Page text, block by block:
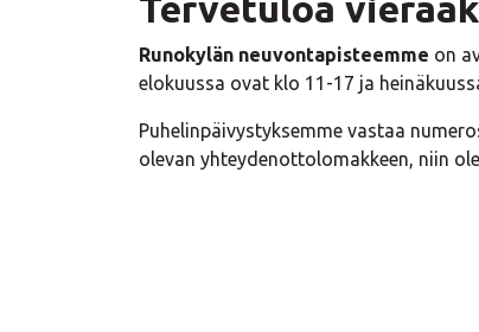
Runokylän neuvontapisteemme on
elokuussa ovat klo 11-17 ja
Puhelinpäivystyksemme vastaa
olevan yhteydenottolomakkeen, niin